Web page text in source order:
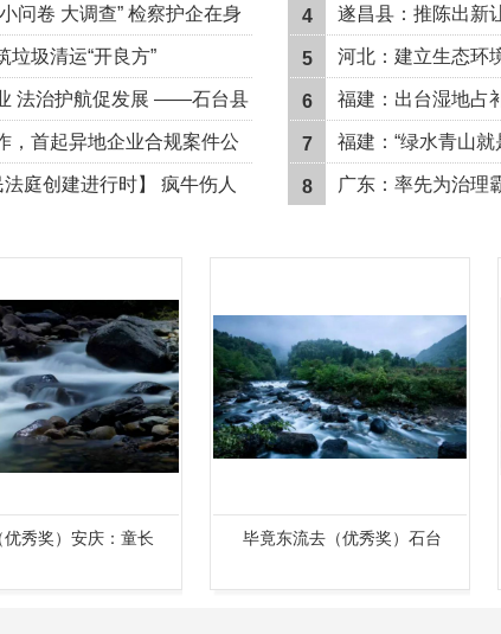
小问卷 大调查” 检察护企在身
垃圾清运“开良方”
法治护航促发展 ——石台县
开展《反有组织犯罪法》宣
，首起异地企业合规案件公
幕
法庭创建进行时】 疯牛伤人
主的铜陵实践
4 遂昌县：推陈出新
5 河北：建立生态环
机制
6 福建：出台湿地占
7 福建：“绿水青山
省法规
8 广东：率先为治理
流去（优秀奖）石台 幽谷微微暖气吹（优秀奖）